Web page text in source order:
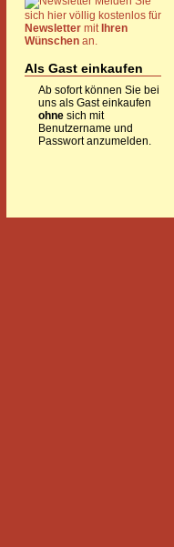
sich hier völlig kostenlos für
Newsletter mit Ihren
Wünschen an.
Als Gast einkaufen
Ab sofort können Sie bei
uns als Gast einkaufen
ohne sich mit
Benutzername und
Passwort anzumelden.